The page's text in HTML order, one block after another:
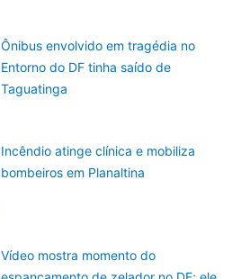
Ônibus envolvido em tragédia no
Entorno do DF tinha saído de
Taguatinga
Incêndio atinge clínica e mobiliza
bombeiros em Planaltina
Vídeo mostra momento do